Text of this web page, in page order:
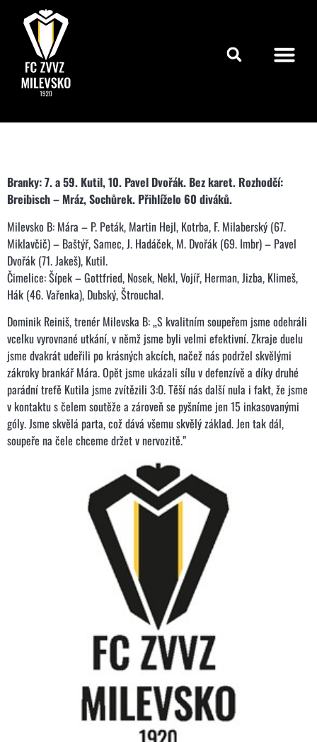
Branky: 7. a 59. Kutil, 10. Pavel Dvořák. Bez karet. Rozhodčí:
Breibisch – Mráz, Sochůrek. Přihlíželo 60 diváků.
Milevsko B: Mára – P. Peták, Martin Hejl, Kotrba, F. Milaberský (67.
Miklavčič) – Baštýř, Samec, J. Hadáček, M. Dvořák (69. Imbr) – Pavel
Dvořák (71. Jakeš), Kutil.
Čimelice: Šípek – Gottfried, Nosek, Nekl, Vojíř, Herman, Jizba, Klimeš,
Hák (46. Vařenka), Dubský, Štrouchal.
Dominik Reiniš, trenér Milevska B: „S kvalitním soupeřem jsme odehráli
vcelku vyrovnané utkání, v němž jsme byli velmi efektivní. Zkraje duelu
jsme dvakrát udeřili po krásných akcích, načež nás podržel skvělými
zákroky brankář Mára. Opět jsme ukázali sílu v defenzívě a díky druhé
parádní trefě Kutila jsme zvítězili 3:0. Těší nás další nula i fakt, že jsme
v kontaktu s čelem soutěže a zároveň se pyšníme jen 15 inkasovanými
góly. Jsme skvělá parta, což dává všemu skvělý základ. Jen tak dál,
soupeře na čele chceme držet v nervozitě.”